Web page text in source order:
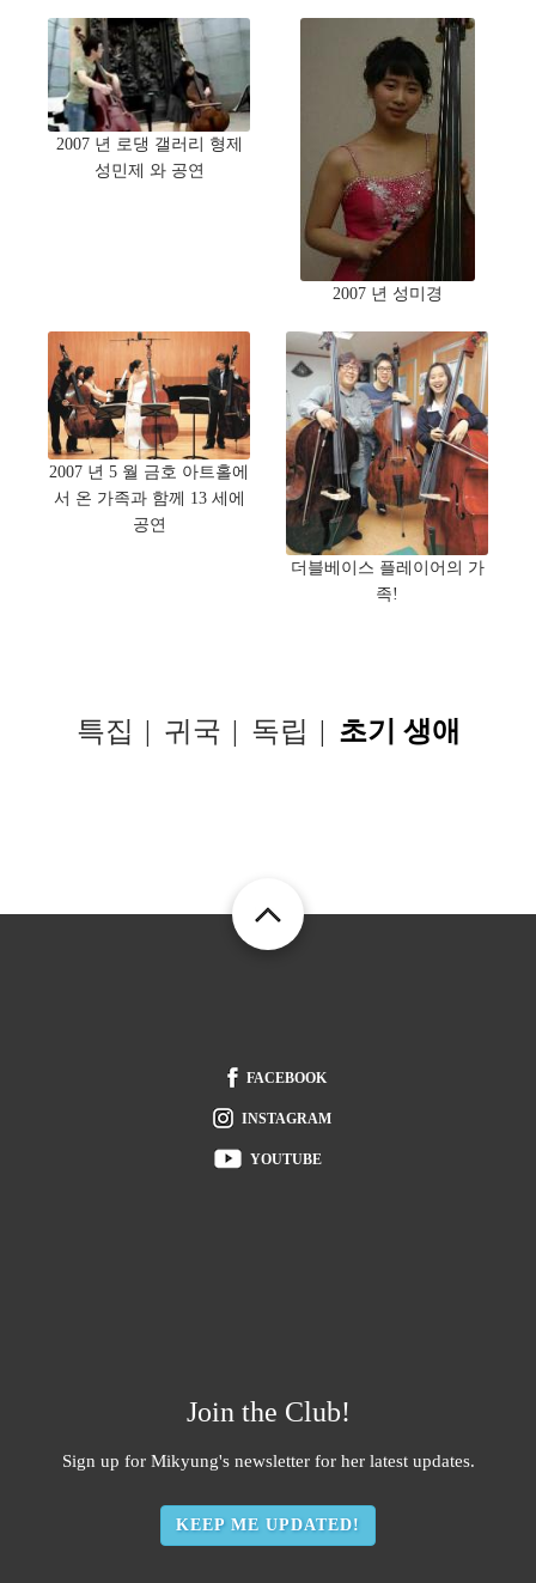
2007 년 로댕 갤러리 형제
성민제 와 공연
2007 년 성미경
2007 년 5 월 금호 아트홀에
서 온 가족과 함께 13 세에
공연
더블베이스 플레이어의 가
족!
SUBMENU
특집 귀국 독립 초기 생애
FACEBOOK
INSTAGRAM
YOUTUBE
Join the Club!
Sign up for Mikyung's newsletter for her latest updates.
KEEP ME UPDATED!